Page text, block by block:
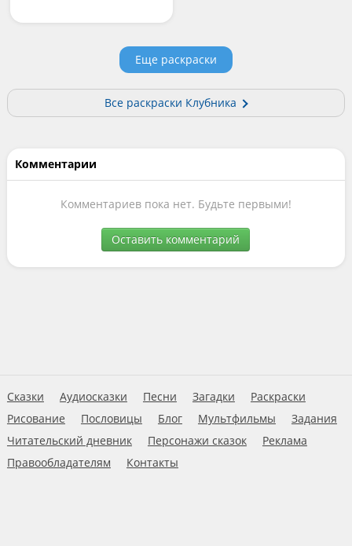
Еще раскраски
Все раскраски Клубника
Комментарии
Комментариев пока нет. Будьте первыми!
Оставить комментарий
Сказки Аудиосказки Песни Загадки
Раскраски
Рисование
Пословицы Блог Мультфильмы
Задания
Читательский дневник
Персонажи сказок
Реклама
Правообладателям
Контакты